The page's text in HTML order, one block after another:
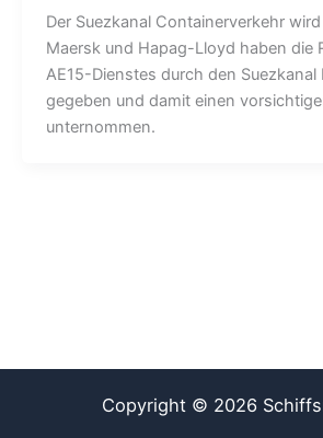
Der Suezkanal Containerverkehr
Maersk und Hapag-Lloyd haben die
AE15-Dienstes durch den Suezkanal
gegeben und damit einen
unternommen.
Copyright © 2026